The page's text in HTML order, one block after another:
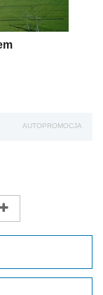
AUTOPROMOCJA